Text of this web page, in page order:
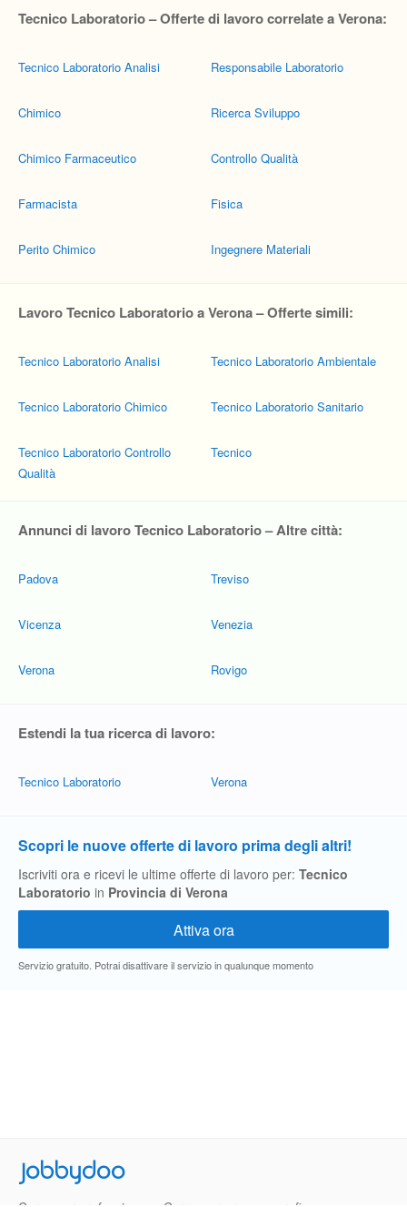
Tecnico Laboratorio – Offerte di lavoro correlate a Verona:
Tecnico Laboratorio Analisi
Chimico
Chimico Farmaceutico
Farmacista
Perito Chimico
Responsabile Laboratorio
Ricerca Sviluppo
Controllo Qualità
Fisica
Ingegnere Materiali
Lavoro Tecnico Laboratorio a Verona – Offerte simili:
Tecnico Laboratorio Analisi
Tecnico Laboratorio Chimico
Tecnico Laboratorio Controllo
Qualità
Tecnico Laboratorio Ambientale
Tecnico Laboratorio Sanitario
Tecnico
Annunci di lavoro Tecnico Laboratorio – Altre città:
Padova
Vicenza
Verona
Treviso
Venezia
Rovigo
Estendi la tua ricerca di lavoro:
Tecnico Laboratorio Verona
Scopri le nuove offerte di lavoro prima degli altri!
Iscriviti ora e ricevi le ultime offerte di lavoro per: Tecnico
Laboratorio in Provincia di Verona
Servizio gratuito. Potrai disattivare il servizio in qualunque momento
Jobbydoo